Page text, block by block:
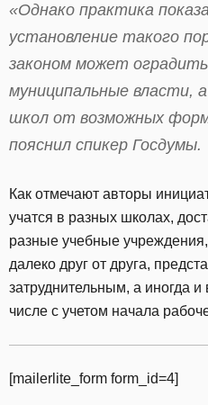
«Однако практика
установление такого
законом может
муниципальные власти,
школ от возможных
пояснил спикер Госдумы.
Как отмечают авторы
учатся в разных школах,
разные учебные
далеко друг от друга,
затруднительным, а иногда
числе с учетом начала
[mailerlite_form form_id=4]